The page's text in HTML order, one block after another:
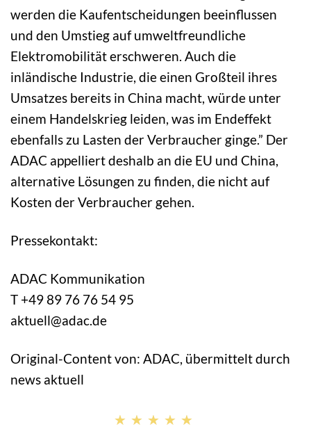
werden die Kaufentscheidungen beeinflussen
und den Umstieg auf umweltfreundliche
Elektromobilität erschweren. Auch die
inländische Industrie, die einen Großteil ihres
Umsatzes bereits in China macht, würde unter
einem Handelskrieg leiden, was im Endeffekt
ebenfalls zu Lasten der Verbraucher ginge.” Der
ADAC appelliert deshalb an die EU und China,
alternative Lösungen zu finden, die nicht auf
Kosten der Verbraucher gehen.
Pressekontakt:
ADAC Kommunikation
T +49 89 76 76 54 95
aktuell@adac.de
Original-Content von: ADAC, übermittelt durch
news aktuell
★★★★★
★★★★★